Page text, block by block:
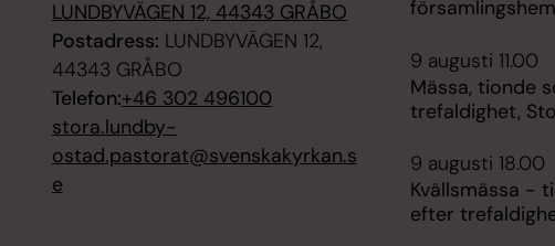
LUNDBYVÄGEN 12, 44343 GRÅBO
Postadress: LUNDBYVÄGEN 12,
44343 GRÅBO
Telefon:+46 302 496100
stora.lundby-
ostad.pastorat@svenskakyrkan.s
e
församlingshem
9 augusti 11.00
Mässa, tionde
trefaldighet,
9 augusti 18.00
Kvällsmässa -
efter